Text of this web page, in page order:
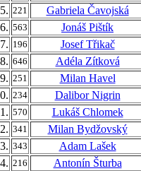
221
Gabriela Čavojská
563
Jonáš Pištík
196
Josef Třikač
646
Adéla Zítková
251
Milan Havel
234
Dalibor Nigrin
570
Lukáš Chlomek
341
Milan Bydžovský
343
Adam Lašek
216
Antonín Šturba